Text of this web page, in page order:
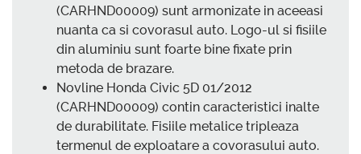
(CARHND00009) sunt armonizate in aceeasi
nuanta ca si covorasul auto. Logo-ul si fisiile
din aluminiu sunt foarte bine fixate prin
metoda de brazare.
Novline Honda Civic 5D 01/2012
(CARHND00009) contin caracteristici inalte
de durabilitate. Fisiile metalice tripleaza
termenul de exploatare a covorasului auto.